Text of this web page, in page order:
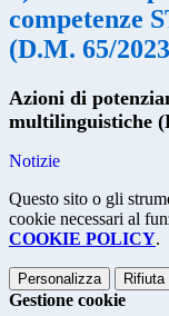
competenze
(D.M. 65/
Azioni di
multilinguistiche
Notizie
Questo sito o gli
cookie necessari al
COOKIE POLICY.
Personalizza Rifiuta
Gestione cookie